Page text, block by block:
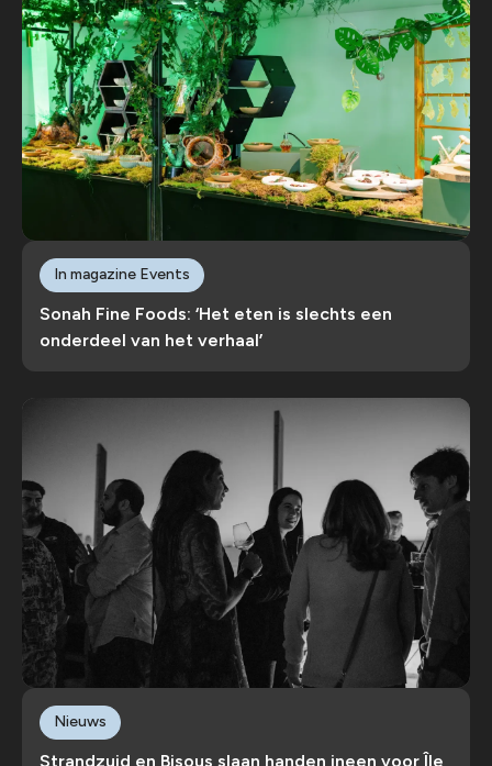
Sonah Fine Foods: ‘Het eten is slechts een
onderdeel van het verhaal’
In magazine Events
Strandzuid en Bisous slaan handen ineen voor Île
Nieuws